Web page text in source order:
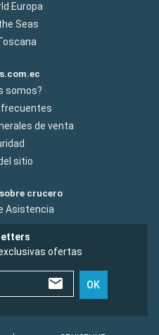
Europa
Seas
somos?
de venta
sitio
crucero
Asistencia
ofertas
OK